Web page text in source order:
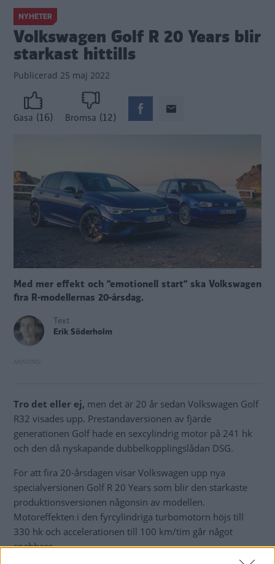
NYHETER
Volkswagen Golf R 20 Years blir
starkast hittills
Publicerad 25 maj 2022
Gasa (16) Bromsa (12)
Med mer effekt och ”emotionell start” ska Volkswagen
fira R-modellernas 20-årsdag.
Text
Erik Söderholm
Tro det eller ej, men det är 20 år sedan Volkswagen Golf
R32 visades upp. Prestandaversionen av fjärde
generationen Golf hade en sexcylindrig motor på 241 hk
och den då nyskapande dubbelkopplingslådan DSG.
För att fira 20-årsdagen visar Volkswagen upp nya
specialversionen Golf R 20 Years som blir den starkaste
produktionsversionen någonsin av modellen.
Motoreffekten i den fyrcylindriga turbomotorn höjs till
330 hk och accelerationen till 100 km/tim går något
snabbare.